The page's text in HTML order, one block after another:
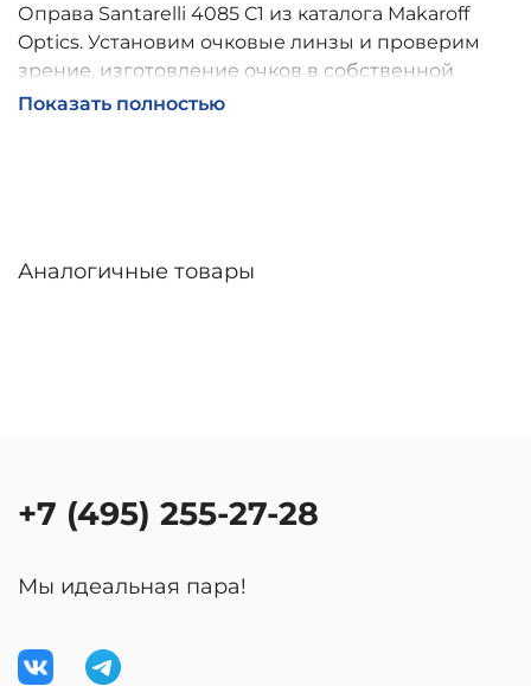
Оправа Santarelli 4085 C1 из каталога Makaroff
Optics. Установим очковые линзы и проверим
зрение, изготовление очков в собственной
мастерской, обычно 2–5 дней, индивидуальные
Показать полностью
Аналогичные товары
+7 (495) 255-27-28
Мы идеальная пара!